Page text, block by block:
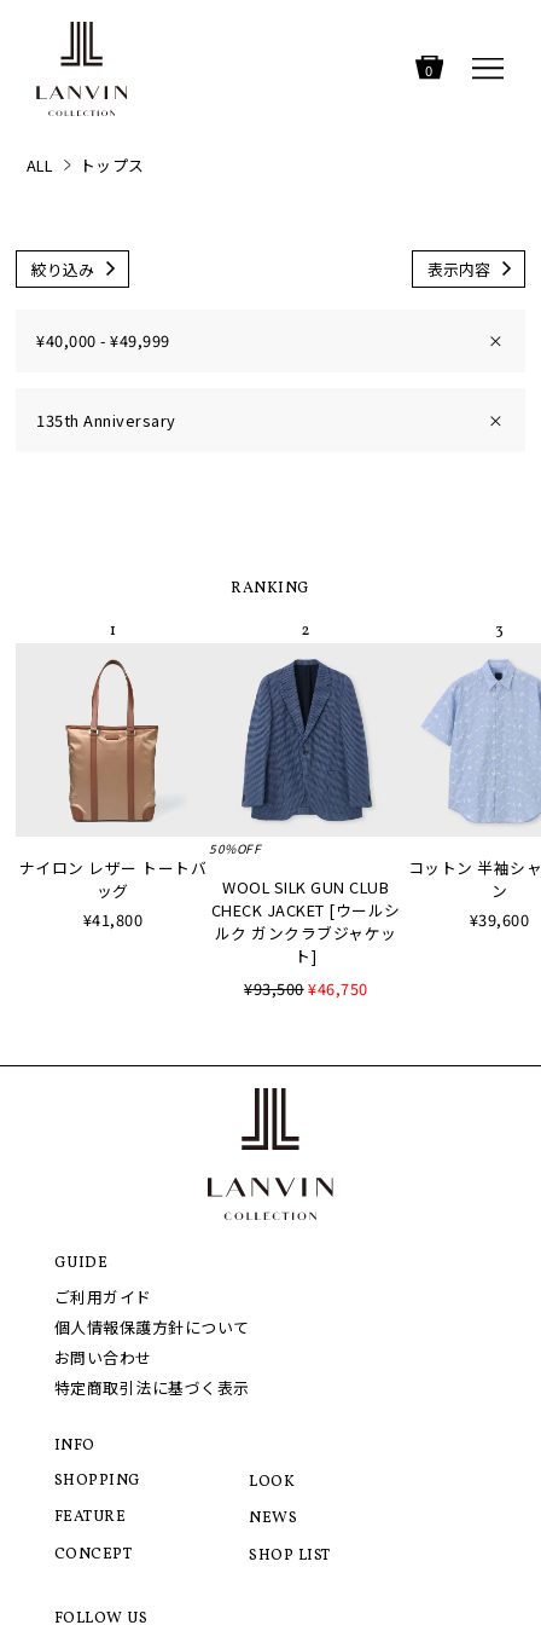
0
ALL トップス
絞り込み 表示内容
¥40,000 - ¥49,999 ×
135th Anniversary ×
RANKING
ナイロン レザー トートバ
ッグ
¥41,800
50%OFF
WOOL SILK GUN CLUB
CHECK JACKET [ウールシ
ルク ガンクラブジャケッ
ト]
¥93,500¥46,750
コットン 半袖シ
ン
¥39,600
GUIDE
ご利用ガイド
個人情報保護方針について
お問い合わせ
特定商取引法に基づく表示
INFO
SHOPPING
FEATURE
CONCEPT
LOOK
NEWS
SHOP LIST
FOLLOW US